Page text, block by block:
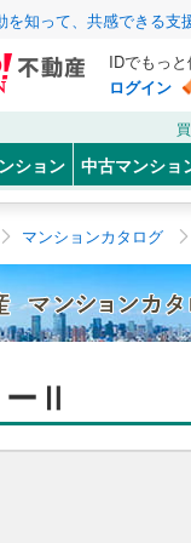
を知って、共感できる支
IDでもっ
ログイン
ション 中古マンショ
マンションカタログ
Ⅱ